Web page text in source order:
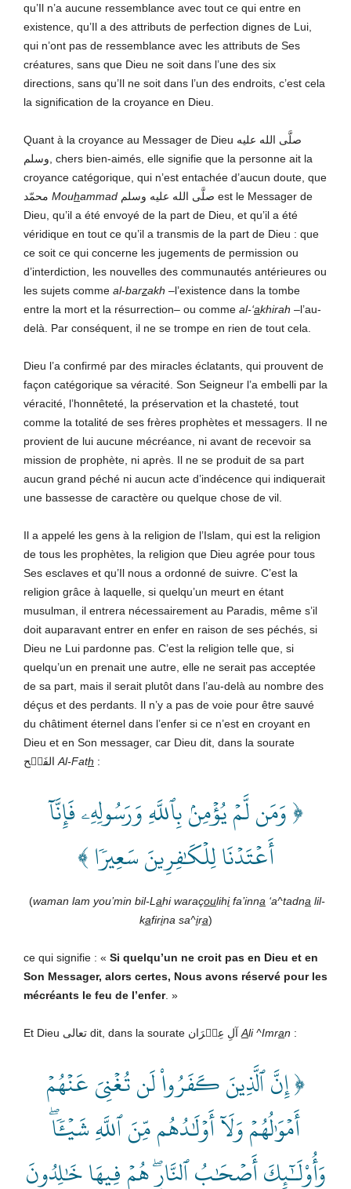
qu’Il n’a aucune ressemblance avec tout ce qui entre en
existence, qu’Il a des attributs de perfection dignes de Lui,
qui n’ont pas de ressemblance avec les attributs de Ses
créatures, sans que Dieu ne soit dans l’une des six
directions, sans qu’Il ne soit dans l’un des endroits, c’est cela
la signification de la croyance en Dieu.
Quant à la croyance au Messager de Dieu صلَّى الله عليه
وسلم, chers bien-aimés, elle signifie que la personne ait la
croyance catégorique, qui n’est entachée d’aucun doute, que
Mouhammad
Dieu, qu’il a été envoyé de la part de Dieu, et qu’il a été
véridique en tout ce qu’il a transmis de la part de Dieu : que
ce soit ce qui concerne les jugements de permission ou
d’interdiction, les nouvelles des communautés antérieures ou
les sujets comme al-barzakh –l’existence dans la tombe
entre la mort et la résurrection– ou comme al-‘akhirah –l’au-
delà. Par conséquent, il ne se trompe en rien de tout cela.
Dieu l’a confirmé par des miracles éclatants, qui prouvent de
façon catégorique sa véracité. Son Seigneur l’a embelli par la
véracité, l’honnêteté, la préservation et la chasteté, tout
comme la totalité de ses frères prophètes et messagers. Il ne
provient de lui aucune mécréance, ni avant de recevoir sa
mission de prophète, ni après. Il ne se produit de sa part
aucun grand péché ni aucun acte d’indécence qui indiquerait
une bassesse de caractère ou quelque chose de vil.
Il a appelé les gens à la religion de l’Islam, qui est la religion
de tous les prophètes, la religion que Dieu agrée pour tous
Ses esclaves et qu’Il nous a ordonné de suivre. C’est la
religion grâce à laquelle, si quelqu’un meurt en étant
musulman, il entrera nécessairement au Paradis, même s’il
doit auparavant entrer en enfer en raison de ses péchés, si
Dieu ne Lui pardonne pas. C’est la religion telle que, si
quelqu’un en prenait une autre, elle ne serait pas acceptée
de sa part, mais il serait plutôt dans l’au-delà au nombre des
déçus et des perdants. Il n’y a pas de voie pour être sauvé
du châtiment éternel dans l’enfer si ce n’est en croyant en
Dieu et en Son messager, car Dieu dit, dans la sourate
Al-Fath :
﴿ وَمَن لَّمۡ يُؤۡمِنۢ بِٱللَّهِ وَرَسُولِهِۦ فَإِنَّآ
أَعۡتَدۡنَا لِلۡكَٰفِرِينَ سَعِيرٗا ﴾
(waman lam you’min bil-L ahi waraçoulihifa’inna ‘a^tadna lil-
kafirina sa^ira)
ce qui signifie : « Si quelqu’un ne croit pas en Dieu et en
Son Messager, alors certes, Nous avons réservé pour les
mécréants le feu de l’enfer. »
Ali ^Imran :
﴿ إِنَّ ٱلَّذِينَ كَفَرُواْ لَن تُغۡنِيَ عَنۡهُمۡ
أَمۡوَٰلُهُمۡ وَلَآ أَوۡلَٰدُهُم مِّنَ ٱللَّهِ شَيۡ‍ٔٗاۖ
وَأُوْلَـٰٓئِكَ أَصۡحَٰبُ ٱلنَّارِۖ هُمۡ فِيهَا خَٰلِدُونَ